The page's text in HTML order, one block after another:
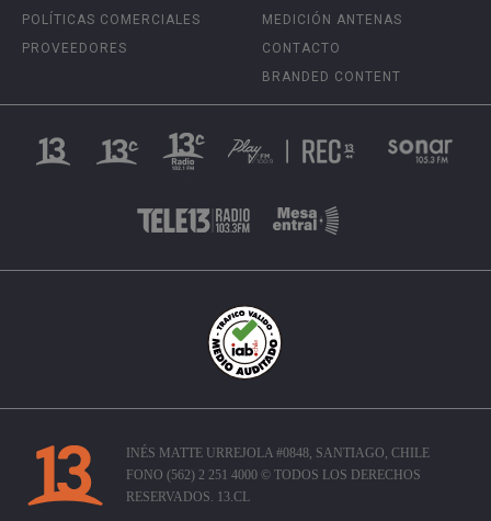
POLÍTICAS COMERCIALES
PROVEEDORES
MEDICIÓN ANTENAS
CONTACTO
BRANDED CONTENT
INÉS MATTE URREJOLA #0848, SANTIAGO, CHILE
FONO (562) 2 251 4000 © TODOS LOS DERECHOS
RESERVADOS. 13.CL